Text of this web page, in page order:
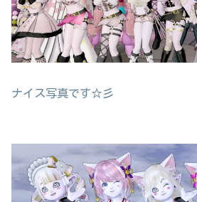
ナイス写真です☆彡